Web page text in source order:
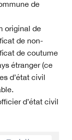
de
original de
de non-
de coutume
étranger (ce
d’état civil
d’état civil